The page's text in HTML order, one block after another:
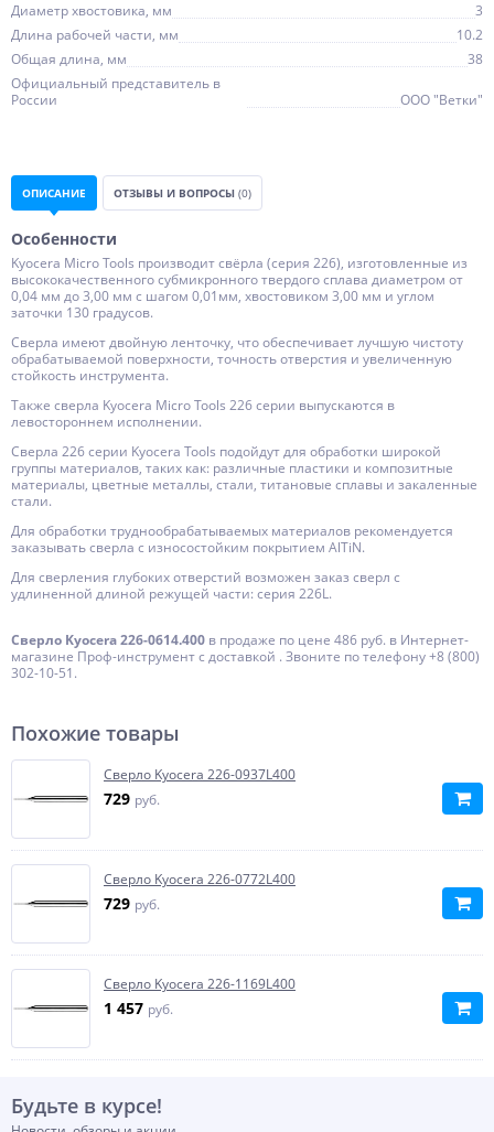
Диаметр хвостовика, мм
3
Длина рабочей части, мм
10.2
Общая длина, мм
38
Официальный представитель в
России
ООО "Ветки"
ОПИСАНИЕ ОТЗЫВЫ И ВОПРОСЫ (0)
Особенности
Kyocera Micro Tools производит свёрла (серия 226), изготовленные из
высококачественного субмикронного твердого сплава диаметром от
0,04 мм до 3,00 мм с шагом 0,01мм, хвостовиком 3,00 мм и углом
заточки 130 градусов.
Сверла имеют двойную ленточку, что обеспечивает лучшую чистоту
обрабатываемой поверхности, точность отверстия и увеличенную
стойкость инструмента.
Также сверла Kyocera Micro Tools 226 серии выпускаются в
левостороннем исполнении.
Сверла 226 серии Kyocera Tools подойдут для обработки широкой
группы материалов, таких как: различные пластики и композитные
материалы, цветные металлы, стали, титановые сплавы и закаленные
стали.
Для обработки труднообрабатываемых материалов рекомендуется
заказывать сверла с износостойким покрытием AlTiN.
Для сверления глубоких отверстий возможен заказ сверл с
удлиненной длиной режущей части: серия 226L.
Сверло Kyocera 226-0614.400 в продаже по цене 486 руб. в Интернет-
магазине Проф-инструмент с доставкой . Звоните по телефону +8 (800)
302-10-51.
Похожие товары
Сверло Kyocera 226-0937L400
729 руб.
Сверло Kyocera 226-0772L400
729 руб.
Сверло Kyocera 226-1169L400
1 457 руб.
Будьте в курсе!